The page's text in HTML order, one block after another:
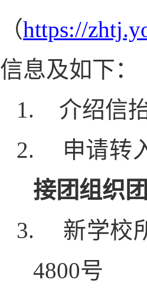
（https://
信息及如下：
1.
介绍信
2.
申请转
接团组织
3.
新学校
4800号